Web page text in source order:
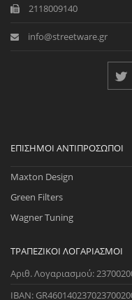
2118009140
info@streetware.gr
ΕΠΊΣΗΜΟΙ ΑΝΤΙΠΡΌΣΩΠΟΙ
Maxton Design
Green Filters
Wagner Tuning
ΤΡΑΠΕΖΙΚΟΊ ΛΟΓΑΡΙΑΣΜΟΊ
Αριθ. Λογαριασμού:
IBAN: